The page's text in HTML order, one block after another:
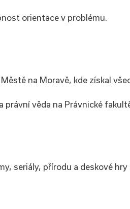
orientace v problému.
na Moravě, kde získal
věda na Právnické
seriály, přírodu a deskové hry